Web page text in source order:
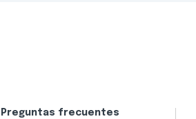
Preguntas frecuentes